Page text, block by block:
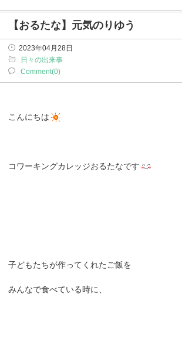
【おるたな】元気のりゆう
2023年04月28日
日々の出来事
Comment(0)
こんにちは
コワーキングカレッジおるたなです
子どもたちが作ってくれたご飯を
みんなで食べている時に、